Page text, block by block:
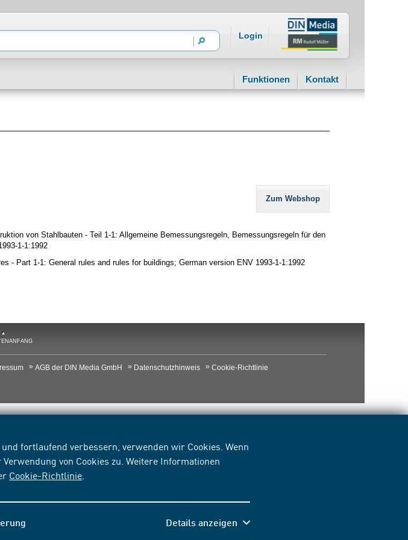
fortlaufend verbessern, verwenden wir Cookies. Wenn
von Cookies zu. Weitere Informationen
Cookie-Richtlinie
Details anzeigen
Login
Funktionen Kontakt
Zum Webshop
von Stahlbauten - Teil 1-1: Allgemeine Bemessungsregeln, Bemessungsregeln für den
1-1:1992
- Part 1-1: General rules and rules for buildings; German version ENV 1993-1-1:1992
AGB der DIN Media GmbH Datenschutzhinweis
Cookie-Richtlinie